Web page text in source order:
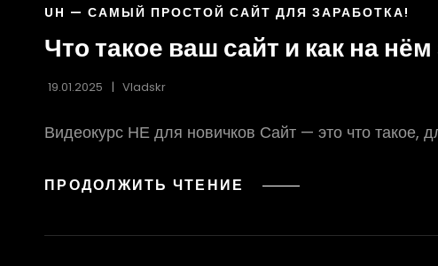
ССЫЛКИ
UH — САМЫЙ ПРОСТОЙ САЙТ ДЛЯ ЗАРАБОТКА!
Что такое ваш сайт и как на
19.01.2025 Vladskr
Видеокурс НЕ для новичков Сайт — это что такое,
ПРОДОЛЖИТЬ ЧТЕНИЕ ЧТО